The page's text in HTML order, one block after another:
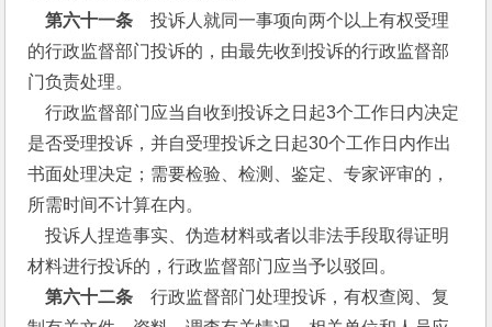
第六十一条 投诉人就同一事项向两个以上有权受理
的行政监督部门投诉的，由最先收到投诉的行政监督部
门负责处理。
行政监督部门应当自收到投诉之日起3个工作日内决定
是否受理投诉，并自受理投诉之日起30个工作日内作出
书面处理决定；需要检验、检测、鉴定、专家评审的，
所需时间不计算在内。
投诉人捏造事实、伪造材料或者以非法手段取得证明
材料进行投诉的，行政监督部门应当予以驳回。
第六十二条 行政监督部门处理投诉，有权查阅、复